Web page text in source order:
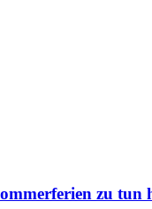
zu tun